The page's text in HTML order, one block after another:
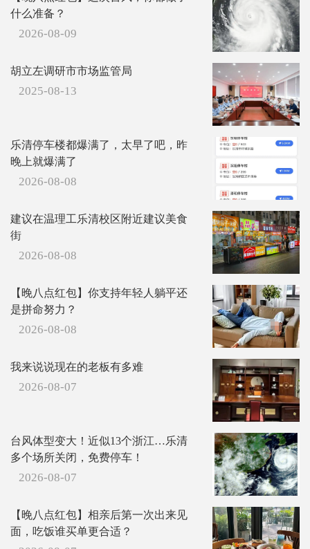
什么准备？
2026-08-09
胡立左调研市市场监管局
2025-08-13
乐清停车楼都爆满了，太早了吧，昨
晚上就爆满了
2026-08-08
建议在温理工乐清校区附近建议美食
街
2026-08-08
【晚八点红包】你支持年轻人躺平还
是拼命努力？
2026-08-08
我来说说现在的老板有多难
2026-08-07
台风体型变大！近似13个浙江…乐清
多个场所关闭，免费停车！
2026-08-07
【晚八点红包】相亲后第一次出来见
面，吃饭谁买单更合适？